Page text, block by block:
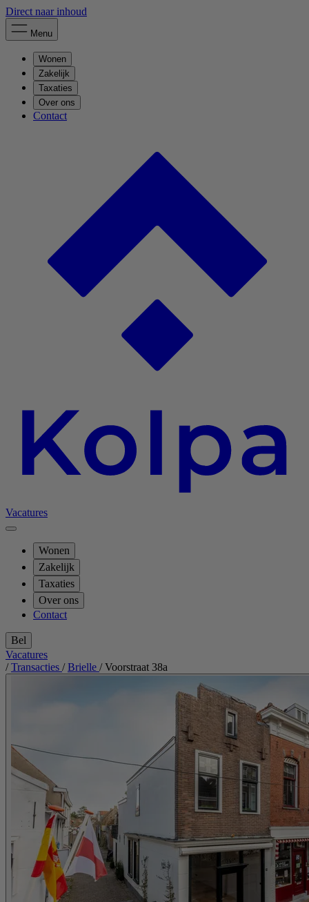
Direct naar inhoud
Menu
Wonen
Zakelijk
Taxaties
Over ons
Contact
Vacatures
Wonen
Zakelijk
Taxaties
Over ons
Contact
Bel
Vacatures
/ Transacties / Brielle / Voorstraat 38a